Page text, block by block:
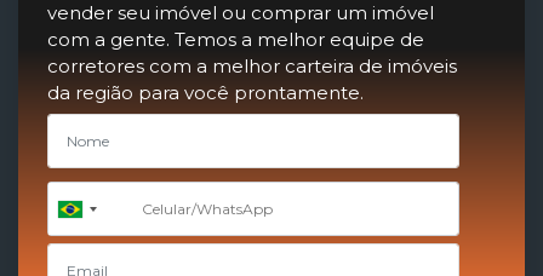
vender seu imóvel ou comprar um imóvel
com a gente. Temos a melhor equipe de
corretores com a melhor carteira de imóveis
da região para você prontamente.
Brazil
+55